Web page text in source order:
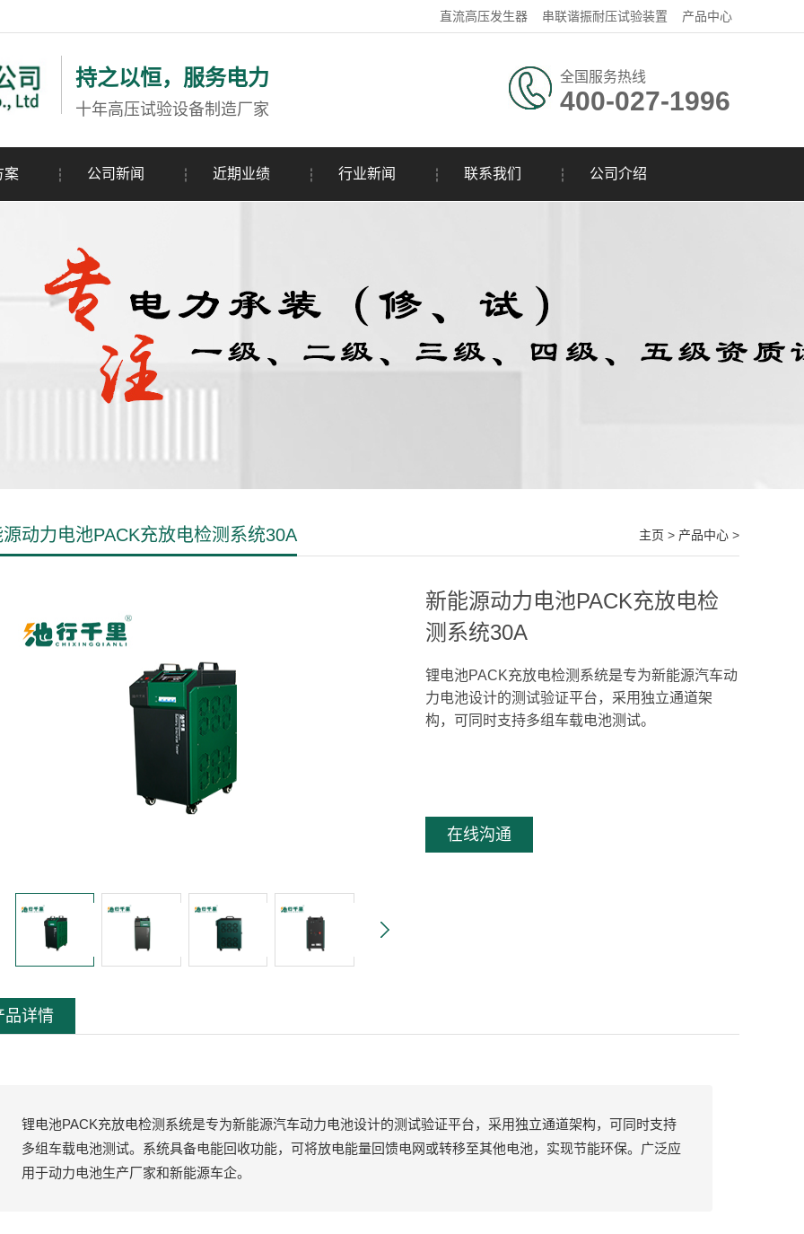
直流高压发生器 串联谐振耐压试验装置 产品中心
持之以恒，服务电力
十年高压试验设备制造厂家
全国服务热线
400-027-1996
案 公司新闻 近期业绩 行业新闻 联系我们 公司介绍
源动力电池PACK充放电检测系统30A 主页 > 产品中心 >
新能源动力电池PACK充放电检
测系统30A
锂电池PACK充放电检测系统是专为新能源汽车动
力电池设计的测试验证平台，采用独立通道架
构，可同时支持多组车载电池测试。
在线沟通
品详情
锂电池PACK充放电检测系统是专为新能源汽车动力电池设计的测试验证平台，采用独立通道架构，可同时支持
多组车载电池测试。系统具备电能回收功能，可将放电能量回馈电网或转移至其他电池，实现节能环保。广泛应
用于动力电池生产厂家和新能源车企。